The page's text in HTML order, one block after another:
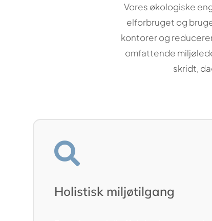
Vores økologiske
elforbruget og
kontorer og
omfattende
skridt,
Holistisk miljøtilgang